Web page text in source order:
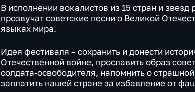
В исполнении вокалистов из 15 стран и звезд
прозвучат советские песни о Великой
языках мира.
Идея фестиваля – сохранить и донести
Отечественной войне, прославить образ
солдата-освободителя, напомнить о
заплатить нашей стране за избавление от